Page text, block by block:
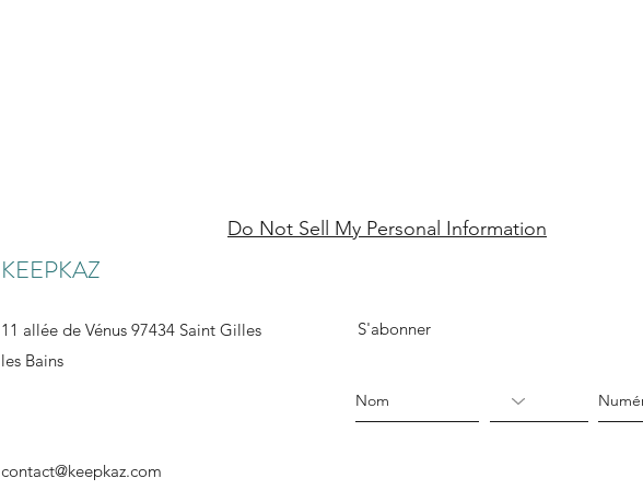
Do Not Sell My Personal Information
KEEPKAZ
11 allée de Vénus 97434 Saint Gilles
les Bains
S'abonner
contact@keepkaz.com